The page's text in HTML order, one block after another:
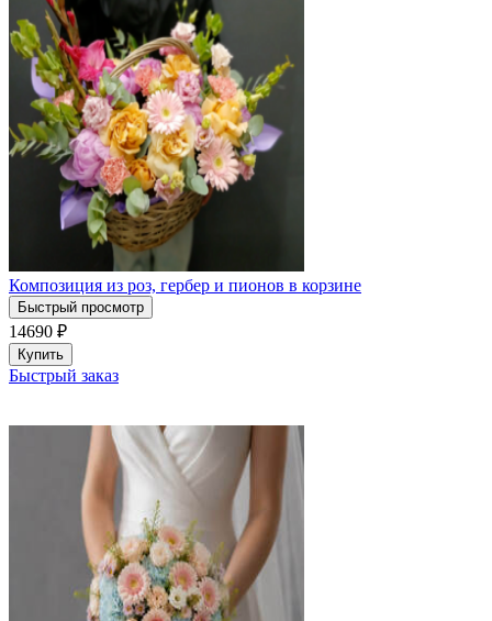
Композиция из роз, гербер и пионов в корзине
Быстрый просмотр
14690 ₽
Купить
Быстрый заказ